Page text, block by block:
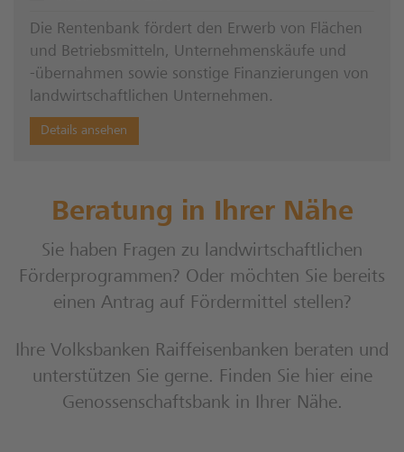
Die Rentenbank fördert den Erwerb von Flächen
und Betriebsmitteln, Unternehmenskäufe und
-übernahmen sowie sonstige Finanzierungen von
landwirtschaftlichen Unternehmen.
Details ansehen
Beratung in Ihrer Nähe
Sie haben Fragen zu landwirtschaftlichen
Förderprogrammen? Oder möchten Sie bereits
einen Antrag auf Fördermittel stellen?
Ihre Volksbanken Raiffeisenbanken beraten und
unterstützen Sie gerne. Finden Sie hier eine
Genossenschaftsbank in Ihrer Nähe.